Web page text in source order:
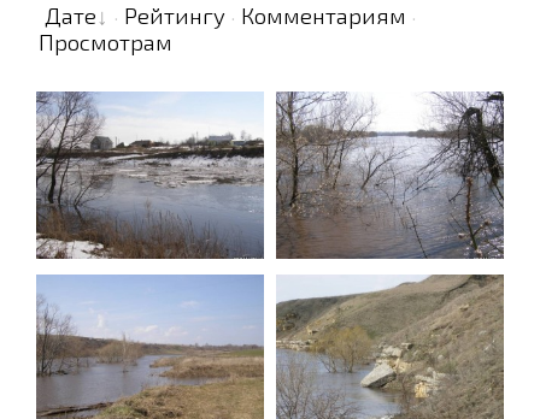
Дате · Рейтингу · Комментариям ·
Просмотрам